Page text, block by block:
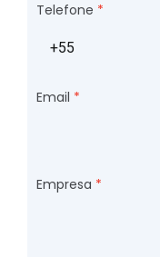
Telefone
Email
Empresa